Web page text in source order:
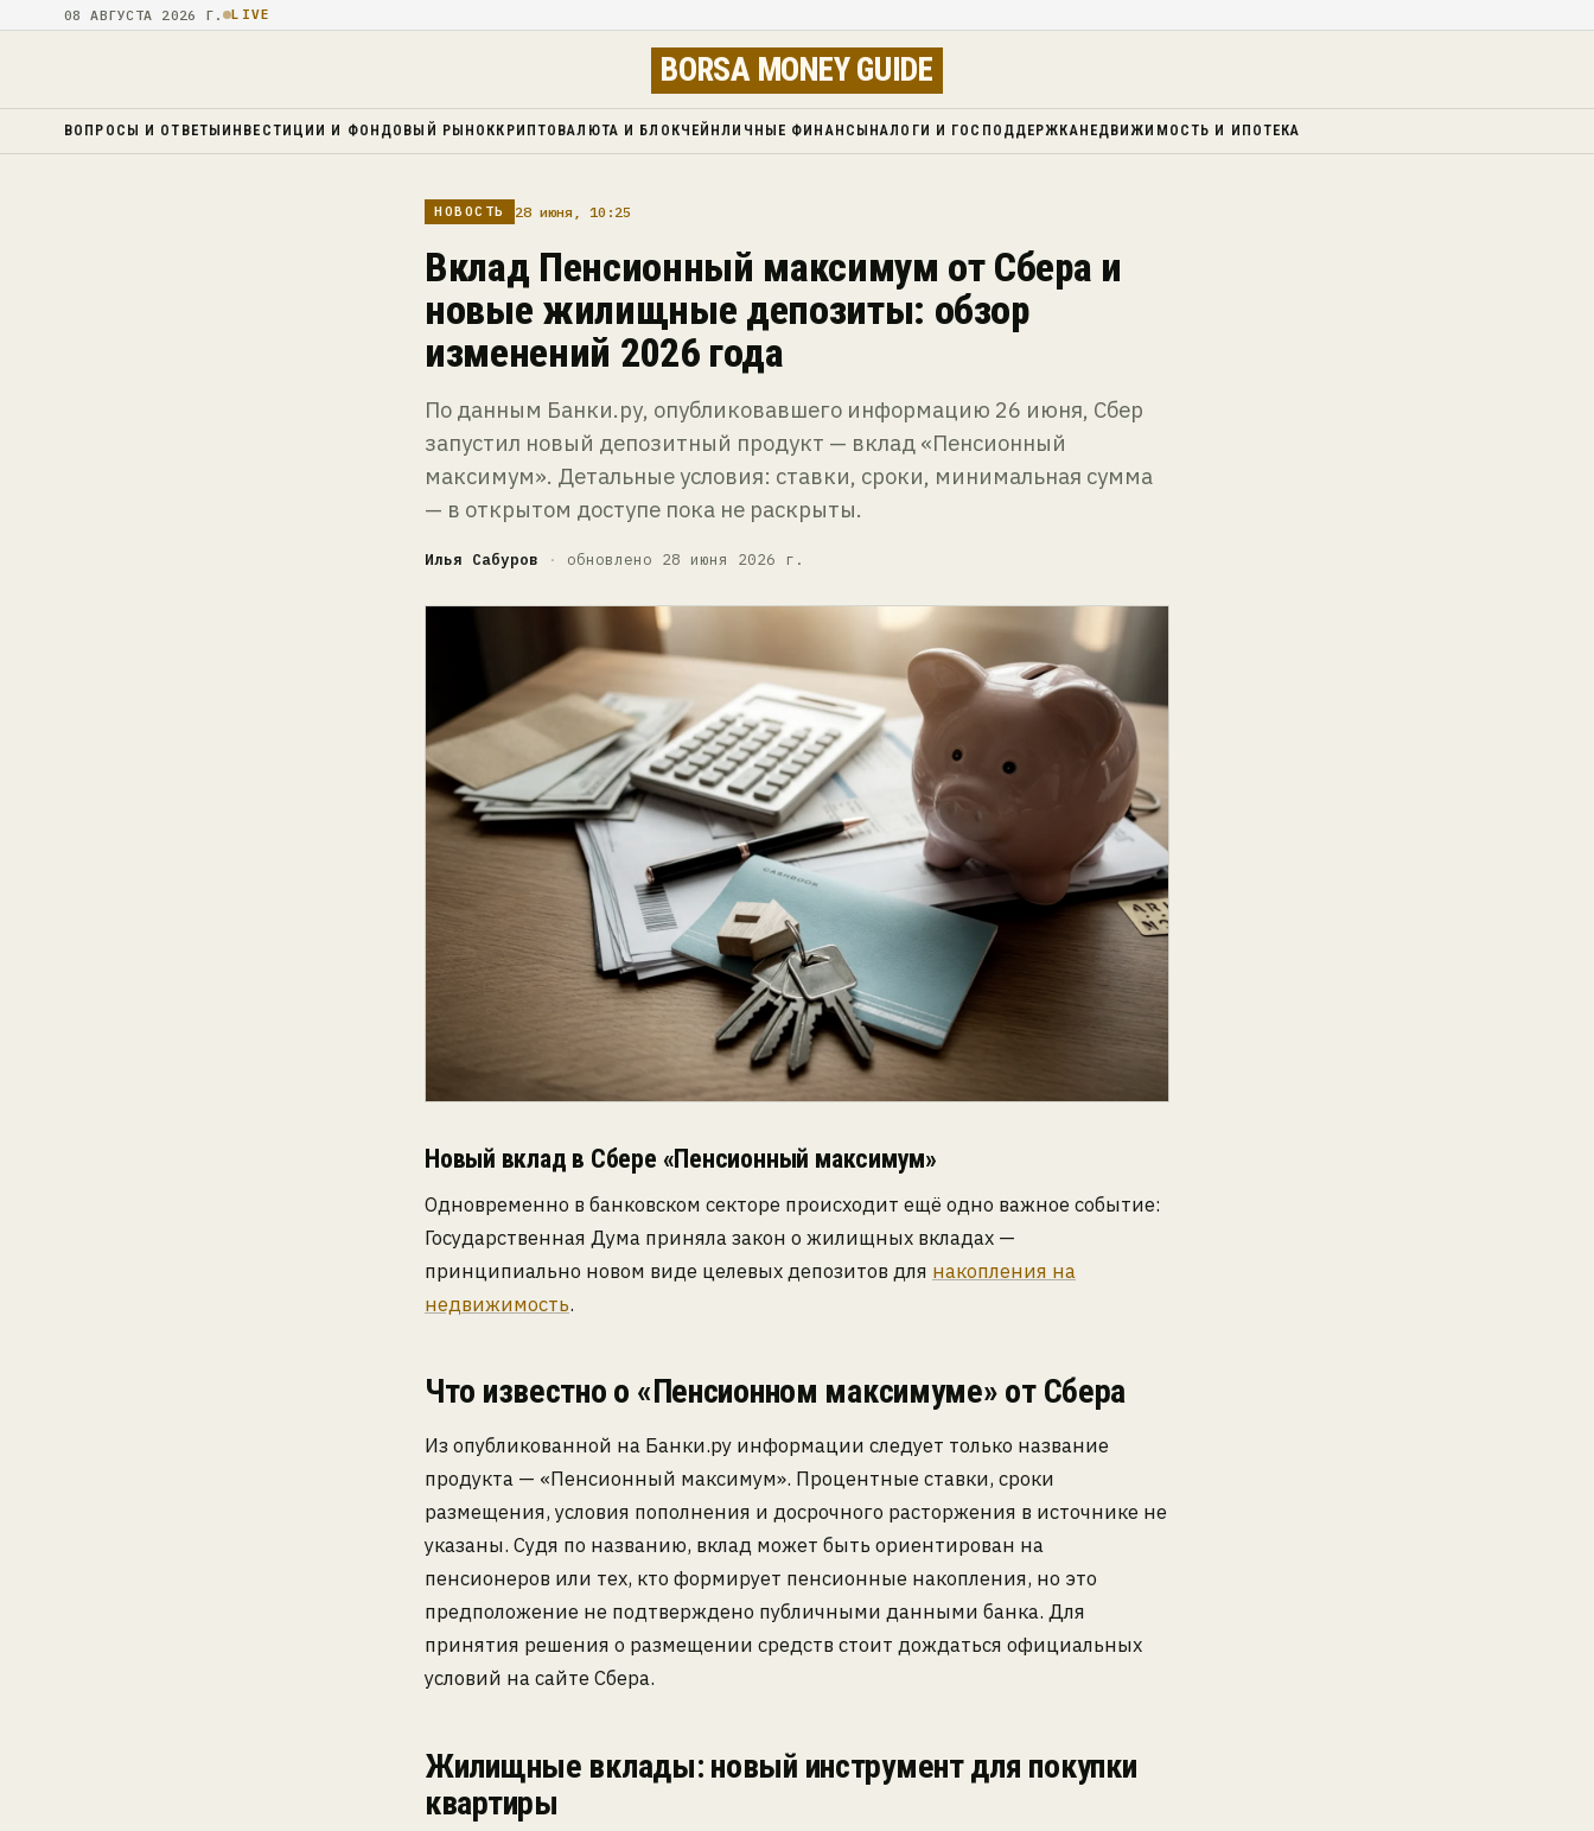
08 АВГУСТА 2026 Г. LIVE
BORSA MONEY GUIDE
ВОПРОСЫ И ОТВЕТЫ ИНВЕСТИЦИИ И ФОНДОВЫЙ РЫНОККРИПТОВАЛЮТА И БЛОКЧЕЙНЛИЧНЫЕ ФИНАНСЫ НАЛОГИ И ГОСПОДДЕРЖКАНЕДВИЖИМОСТЬ И ИПОТЕКА
НОВОСТЬ 28 июня, 10:25
Вклад Пенсионный максимум от Сбера и
новые жилищные депозиты: обзор
изменений 2026 года
По данным Банки.ру, опубликовавшего информацию 26 июня, Сбер
запустил новый депозитный продукт — вклад «Пенсионный
максимум». Детальные условия: ставки, сроки, минимальная сумма
— в открытом доступе пока не раскрыты.
Илья Сабуров · обновлено 28 июня 2026 г.
Новый вклад в Сбере «Пенсионный максимум»
Одновременно в банковском секторе происходит ещё одно важное событие:
Государственная Дума приняла закон о жилищных вкладах —
принципиально новом виде целевых депозитов для накопления на
недвижимость.
Что известно о «Пенсионном максимуме» от Сбера
Из опубликованной на Банки.ру информации следует только название
продукта — «Пенсионный максимум». Процентные ставки, сроки
размещения, условия пополнения и досрочного расторжения в источнике не
указаны. Судя по названию, вклад может быть ориентирован на
пенсионеров или тех, кто формирует пенсионные накопления, но это
предположение не подтверждено публичными данными банка. Для
принятия решения о размещении средств стоит дождаться официальных
условий на сайте Сбера.
Жилищные вклады: новый инструмент для покупки
квартиры